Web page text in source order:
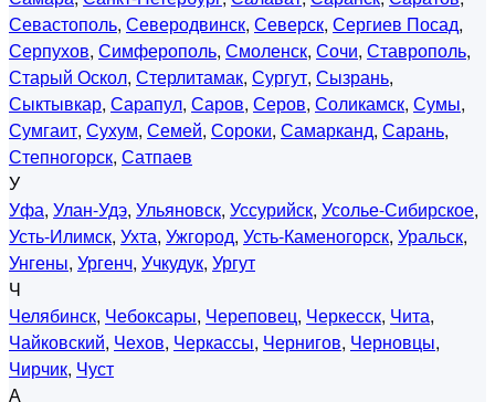
Севастополь, Северодвинск, Северск, Сергиев Посад,
Серпухов, Симферополь, Смоленск, Сочи, Ставрополь,
Старый Оскол, Стерлитамак, Сургут, Сызрань,
Сыктывкар, Сарапул, Саров, Серов, Соликамск, Сумы,
Сумгаит, Сухум, Семей, Сороки, Самарканд, Сарань,
Степногорск, Сатпаев
У
Уфа, Улан-Удэ, Ульяновск, Уссурийск, Усолье-Сибирское,
Усть-Илимск, Ухта, Ужгород, Усть-Каменогорск, Уральск,
Унгены, Ургенч, Учкудук, Ургут
Ч
Челябинск, Чебоксары, Череповец, Черкесск, Чита,
Чайковский, Чехов, Черкассы, Чернигов, Черновцы,
Чирчик, Чуст
А